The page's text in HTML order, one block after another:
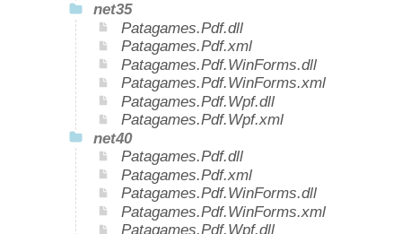
net35
Patagames.Pdf.dll
Patagames.Pdf.xml
Patagames.Pdf.WinForms.dll
Patagames.Pdf.WinForms.xml
Patagames.Pdf.Wpf.dll
Patagames.Pdf.Wpf.xml
net40
Patagames.Pdf.dll
Patagames.Pdf.xml
Patagames.Pdf.WinForms.dll
Patagames.Pdf.WinForms.xml
Patagames.Pdf.Wpf.dll